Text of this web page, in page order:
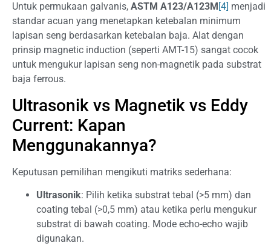
Untuk permukaan galvanis, ASTM A123/A123M [4] menjadi
standar acuan yang menetapkan ketebalan minimum
lapisan seng berdasarkan ketebalan baja. Alat dengan
prinsip magnetic induction (seperti AMT-15) sangat cocok
untuk mengukur lapisan seng non-magnetik pada substrat
baja ferrous.
Ultrasonik vs Magnetik vs Eddy
Current: Kapan
Menggunakannya?
Keputusan pemilihan mengikuti matriks sederhana:
Ultrasonik: Pilih ketika substrat tebal (>5 mm) dan
coating tebal (>0,5 mm) atau ketika perlu mengukur
substrat di bawah coating. Mode echo-echo wajib
digunakan.